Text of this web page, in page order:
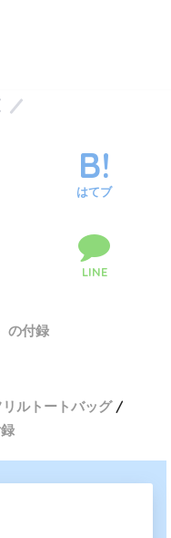
はてブ
LINE
の付録
リルトートバッグ